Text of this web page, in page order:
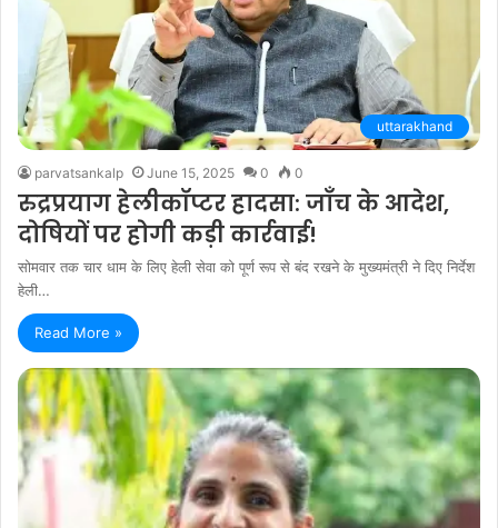
uttarakhand
parvatsankalp June 15, 2025 0 0
रुद्रप्रयाग हेलीकॉप्टर हादसा: जाँच के आदेश,
दोषियों पर होगी कड़ी कार्रवाई!
सोमवार तक चार धाम के लिए हेली सेवा को पूर्ण रूप से बंद रखने के मुख्यमंत्री ने दिए निर्देश
हेली…
Read More »